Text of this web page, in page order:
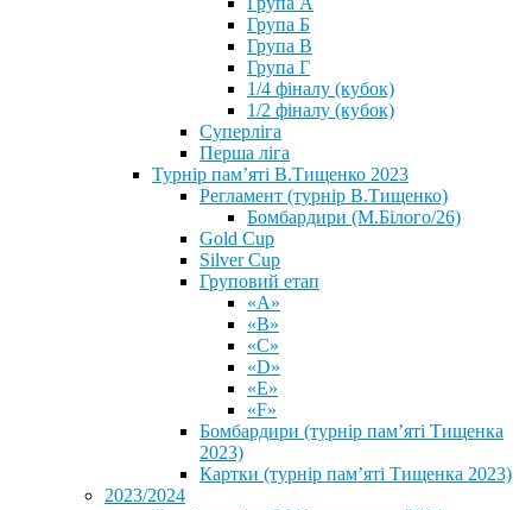
Група Б
Група В
Група Г
1/4 фіналу (кубок)
1/2 фіналу (кубок)
Суперліга
Перша ліга
Турнір пам’яті В.Тищенко 2023
Регламент (турнір В.Тищенко)
Бомбардири (М.Білого/26)
Gold Cup
Silver Cup
Груповий етап
«А»
«В»
«С»
«D»
«Е»
«F»
Бомбардири (турнір пам’яті Тищенка
2023)
Картки (турнір пам’яті Тищенка 2023)
2023/2024